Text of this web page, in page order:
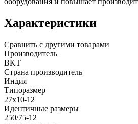
Характеристики
Сравнить с другими товарами
Производитель
BKT
Страна производитель
Индия
Типоразмер
27x10-12
Идентичные размеры
250/75-12